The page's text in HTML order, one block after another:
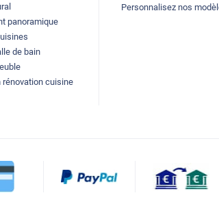
panoramique
de bain
rénovation cuisine
Personnalisez nos